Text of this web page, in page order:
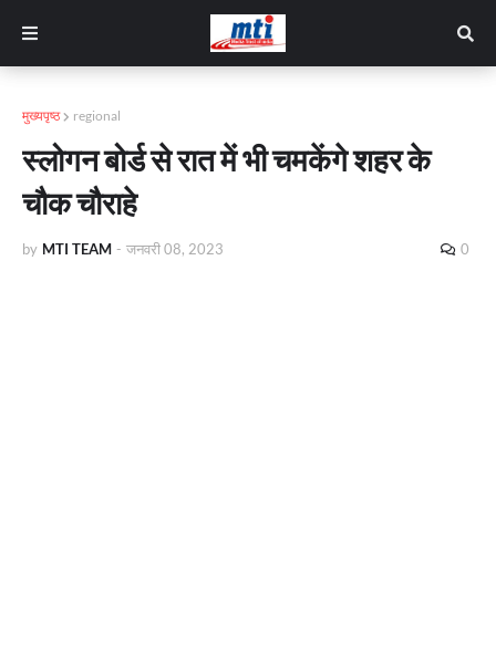
मुख्यपृष्ठ regional
स्लोगन बोर्ड से रात में भी चमकेंगे शहर के
चौक चौराहे
by MTI TEAM - जनवरी 08, 2023 0